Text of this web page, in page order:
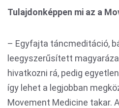
Tulajdonképpen mi az a
– Egyfajta táncmeditáció,
leegyszerűsített
hivatkozni rá, pedig
így lehet a legjobban
Movement Medicine takar.